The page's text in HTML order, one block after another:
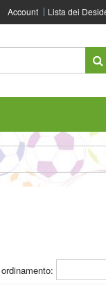
Account Lista dei
ordinamento: